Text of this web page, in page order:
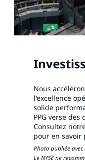
Nous
l'excellence
solide
PPG verse
Consultez
pour en savoir
Photo publiée
Le NYSE ne